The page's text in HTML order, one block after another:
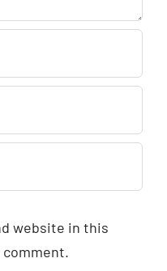
website in this